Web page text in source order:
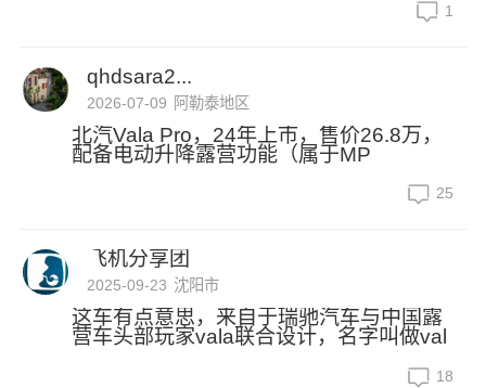
1
qhdsara2...
2026-07-09 阿勒泰地区
北汽Vala Pro，24年上市，售价26.8万，
配备电动升降露营功能（属于MP
25
飞机分享团
2025-09-23 沈阳市
这车有点意思，来自于瑞驰汽车与中国露
营车头部玩家vala联合设计，名字叫做val
18